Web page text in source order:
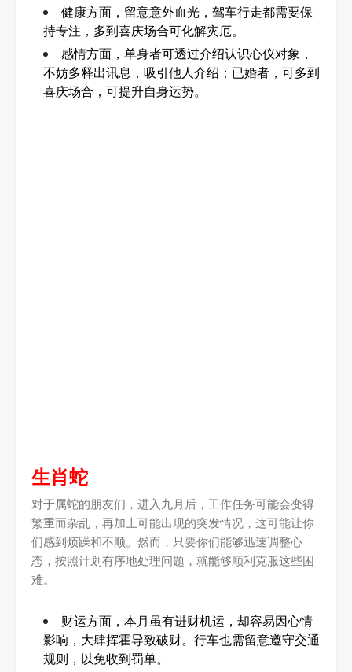
健康方面，留意意外血光，驾车行走都需要保
持专注，多到喜庆场合可化解灾厄。
感情方面，单身者可透过介绍认识心仪对象，
不妨多释出讯息，吸引他人介绍；已婚者，可多到
喜庆场合，可提升自身运势。
生肖蛇
对于属蛇的朋友们，进入九月后，工作任务可能会变得
繁重而杂乱，再加上可能出现的突发情况，这可能让你
们感到烦躁和不顺。然而，只要你们能够迅速调整心
态，按照计划有序地处理问题，就能够顺利克服这些困
难。
财运方面，本月虽有进财机运，却容易因心情
影响，大肆挥霍导致破财。行车也需留意遵守交通
规则，以免收到罚单。